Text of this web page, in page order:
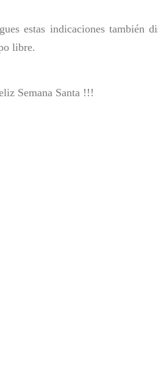
estas indicaciones también
libre.
Semana Santa !!!